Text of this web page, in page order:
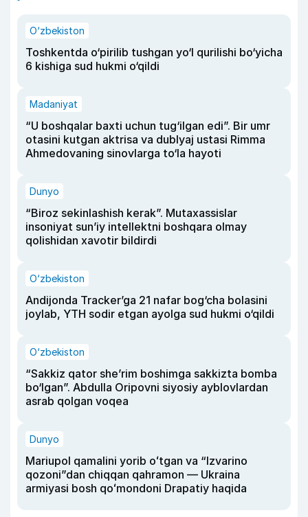
O‘zbekiston
Toshkentda o‘pirilib tushgan yo‘l qurilishi bo‘yicha
6 kishiga sud hukmi o‘qildi
Madaniyat
“U boshqalar baxti uchun tug‘ilgan edi”. Bir umr
otasini kutgan aktrisa va dublyaj ustasi Rimma
Ahmedovaning sinovlarga to‘la hayoti
Dunyo
“Biroz sekinlashish kerak”. Mutaxassislar
insoniyat sun’iy intellektni boshqara olmay
qolishidan xavotir bildirdi
O‘zbekiston
Andijonda Tracker’ga 21 nafar bog‘cha bolasini
joylab, YTH sodir etgan ayolga sud hukmi o‘qildi
O‘zbekiston
“Sakkiz qator she’rim boshimga sakkizta bomba
bo‘lgan”. Abdulla Oripovni siyosiy ayblovlardan
asrab qolgan voqea
Dunyo
Mariupol qamalini yorib oʻtgan va “Izvarino
qozoni”dan chiqqan qahramon — Ukraina
armiyasi bosh qoʻmondoni Drapatiy haqida